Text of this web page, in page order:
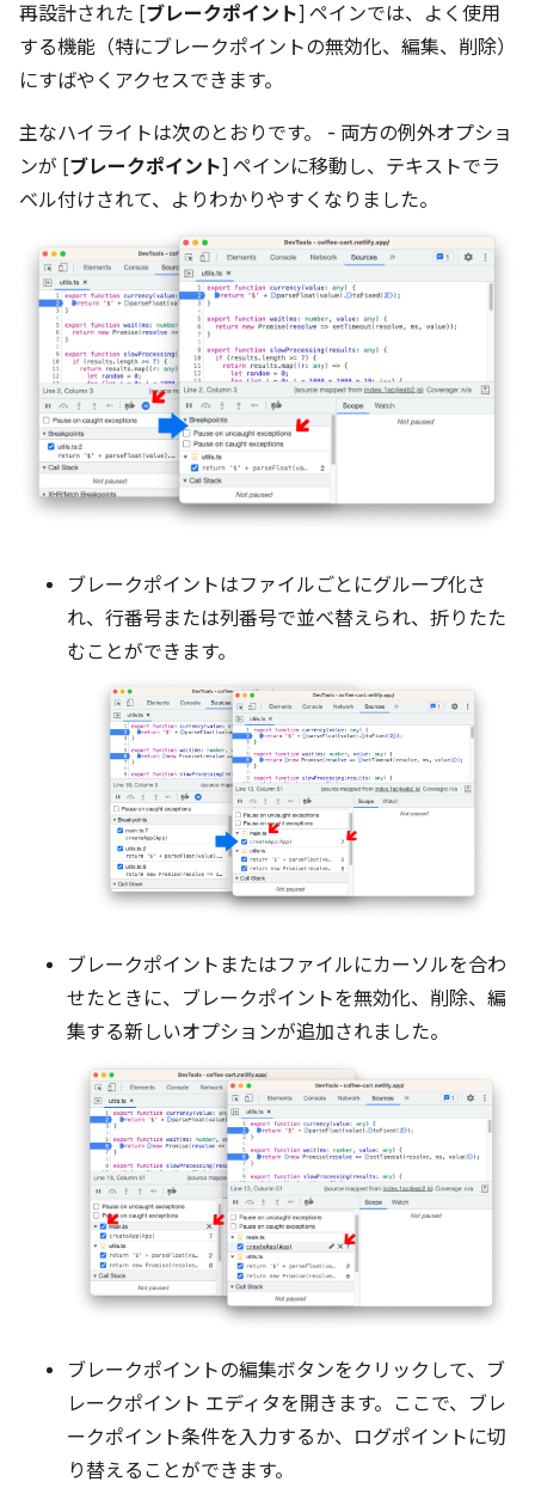
再設計された [ブレークポイント] ペインでは、よく使用
する機能（特にブレークポイントの無効化、編集、削除）
にすばやくアクセスできます。
主なハイライトは次のとおりです。 - 両方の例外オプショ
ンが [ブレークポイント] ペインに移動し、テキストでラ
ベル付けされて、よりわかりやすくなりました。
ブレークポイントはファイルごとにグループ化さ
れ、行番号または列番号で並べ替えられ、折りたた
むことができます。
ブレークポイントまたはファイルにカーソルを合わ
せたときに、ブレークポイントを無効化、削除、編
集する新しいオプションが追加されました。
ブレークポイントの編集ボタンをクリックして、ブ
レークポイント エディタを開きます。ここで、ブレ
ークポイント条件を入力するか、ログポイントに切
り替えることができます。